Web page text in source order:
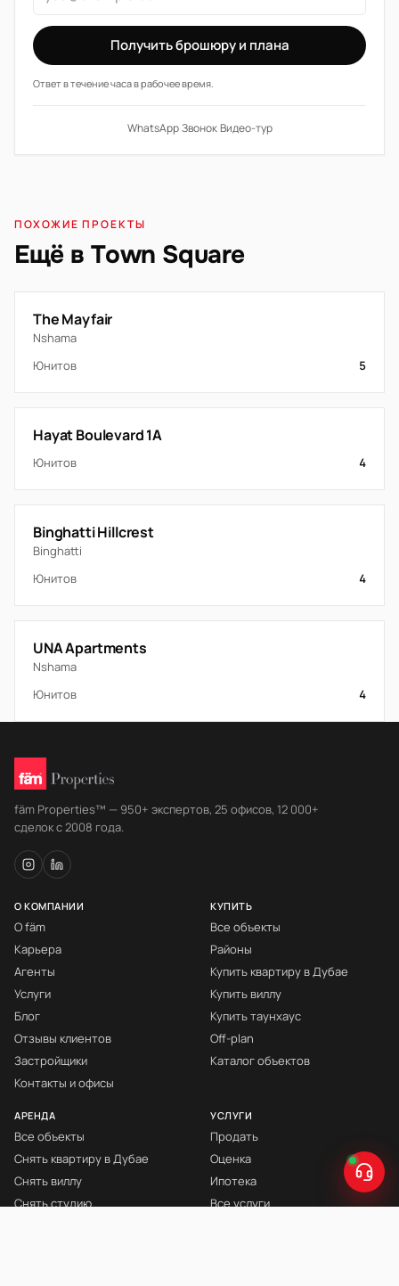
Получить брошюру и плана
Ответ в течение часа в рабочее время.
WhatsApp·Звонок·Видео-тур
ПОХОЖИЕ ПРОЕКТЫ
Ещё в Town Square
The Mayfair
Nshama
Юнитов
5
Hayat Boulevard 1A
Юнитов 4
Binghatti Hillcrest
Binghatti
Юнитов
4
UNA Apartments
Nshama
Юнитов
4
fäm Properties™ — 950+ экспертов, 25 офисов, 12 000+
сделок с 2008 года.
О КОМПАНИИ
О fäm
Карьера
Агенты
Услуги
Блог
Отзывы клиентов
Застройщики
Контакты и офисы
КУПИТЬ
Все объекты
Районы
Купить квартиру в Дубае
Купить виллу
Купить таунхаус
Off-plan
Каталог объектов
АРЕНДА
Все объекты
Снять квартиру в Дубае
Снять виллу
Снять студию
УСЛУГИ
Продать
Оценка
Ипотека
Все услуги